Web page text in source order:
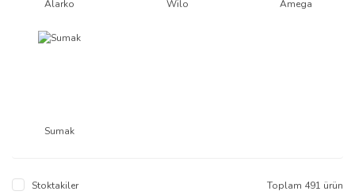
Alarko Wilo Amega
Sumak
Stoktakiler Toplam 491 ürün